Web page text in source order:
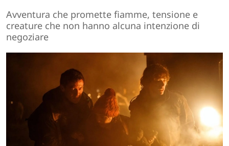
Avventura che promette fiamme, tensione e
creature che non hanno alcuna intenzione di
negoziare